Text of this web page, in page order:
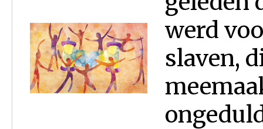
werd
slaven,